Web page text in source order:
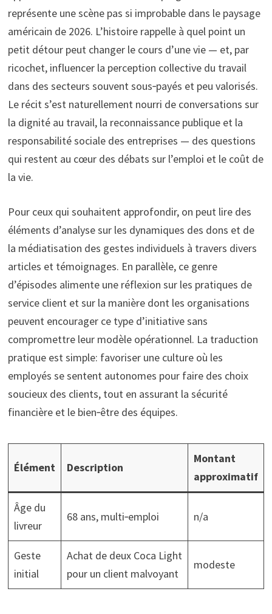
représente une scène pas si improbable dans le paysage
américain de 2026. L’histoire rappelle à quel point un
petit détour peut changer le cours d’une vie — et, par
ricochet, influencer la perception collective du travail
dans des secteurs souvent sous‑payés et peu valorisés.
Le récit s’est naturellement nourri de conversations sur
la dignité au travail, la reconnaissance publique et la
responsabilité sociale des entreprises — des questions
qui restent au cœur des débats sur l’emploi et le coût de
la vie.
Pour ceux qui souhaitent approfondir, on peut lire des
éléments d’analyse sur les dynamiques des dons et de
la médiatisation des gestes individuels à travers divers
articles et témoignages. En parallèle, ce genre
d’épisodes alimente une réflexion sur les pratiques de
service client et sur la manière dont les organisations
peuvent encourager ce type d’initiative sans
compromettre leur modèle opérationnel. La traduction
pratique est simple: favoriser une culture où les
employés se sentent autonomes pour faire des choix
soucieux des clients, tout en assurant la sécurité
financière et le bien‑être des équipes.
Élément Description
Montant
approximatif
Âge du
livreur
68 ans, multi‑emploi n/a
Geste
initial
Achat de deux Coca Light
pour un client malvoyant
modeste